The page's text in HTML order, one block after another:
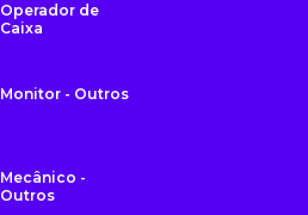
Operador de
Caixa
Monitor - Outros
Mecânico -
Outros